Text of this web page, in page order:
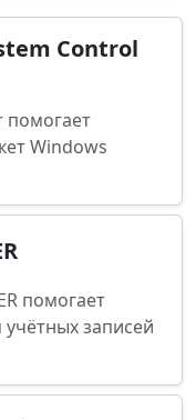
Control
помогает
Windows
помогает
записей